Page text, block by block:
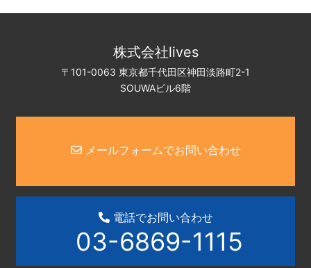
株式会社lives
〒101-0063 東京都千代田区神田淡路町2-1
SOUWAビル6階
メールフォームでお問い合わせ
電話でお問い合わせ
03-6869-1115